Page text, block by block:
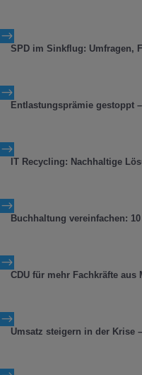
$
SPD im Sinkflug: Umfragen,
$
Entlastungsprämie gestoppt
$
IT Recycling: Nachhaltige
$
Buchhaltung vereinfachen:
$
CDU für mehr Fachkräfte aus
$
Umsatz steigern in der Krise